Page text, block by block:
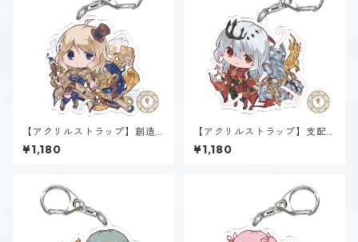
【アクリルストラップ】創造
魔法α~Genesis~
¥1,180
【アクリルストラップ】支配
魔法α~Dominion~
¥1,180